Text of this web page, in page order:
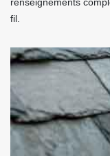
fil.